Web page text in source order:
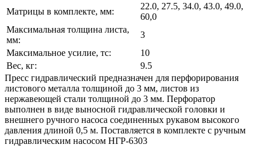
Матрицы в комплекте, мм:
22.0, 27.5, 34.0, 43.0, 49.0,
60,0
Максимальная толщина листа,
мм:
3
Максимальное усилие, тс:
10
Вес, кг:
9.5
Пресс гидравлический предназначен для перфорирования
листового металла толщиной до 3 мм, листов из
нержавеющей стали толщиной до 3 мм. Перфоратор
выполнен в виде выносной гидравлической головки и
внешнего ручного насоса соединенных рукавом высокого
давления длиной 0,5 м. Поставляется в комплекте с ручным
гидравлическим насосом НГР-6303